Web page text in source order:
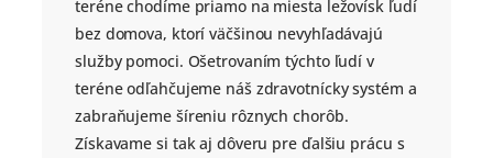
teréne chodíme priamo na miesta ležovísk ľudí
bez domova, ktorí väčšinou nevyhľadávajú
služby pomoci. Ošetrovaním týchto ľudí v
teréne odľahčujeme náš zdravotnícky systém a
zabraňujeme šíreniu rôznych chorôb.
Získavame si tak aj dôveru pre ďalšiu prácu s